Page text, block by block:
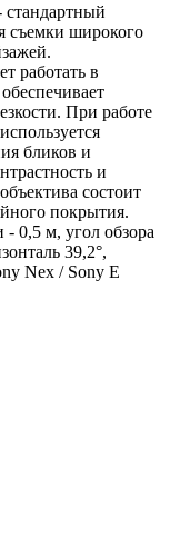
съемки широкого
работать в
При работе
бликов и
и
состоит
покрытия.
0,5 м, угол обзора
39,2°,
Nex / Sony E